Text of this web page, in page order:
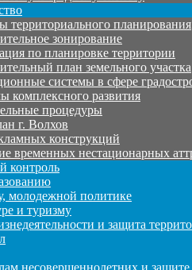
территориального планирования
зонирование
по планировке территории
план земельного участка
системы в сфере
комплексного развития
процедуры
г. Волхов
конструкций
временных нестационарных
контроль
молодежной политике
и туризму
и защита
несовершеннолетних и защите